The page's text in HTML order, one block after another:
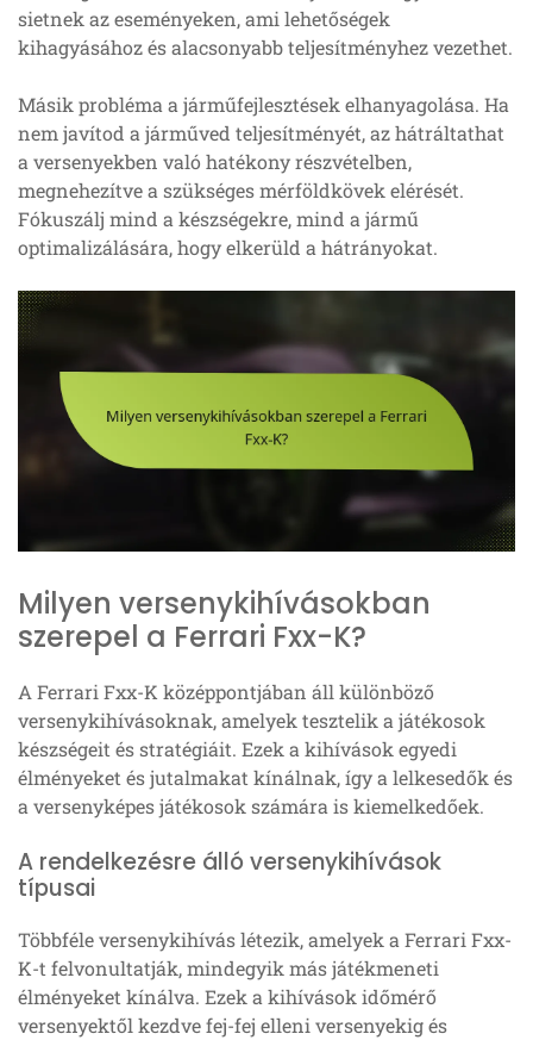
sietnek az eseményeken, ami lehetőségek
kihagyásához és alacsonyabb teljesítményhez vezethet.
Másik probléma a járműfejlesztések elhanyagolása. Ha
nem javítod a járműved teljesítményét, az hátráltathat
a versenyekben való hatékony részvételben,
megnehezítve a szükséges mérföldkövek elérését.
Fókuszálj mind a készségekre, mind a jármű
optimalizálására, hogy elkerüld a hátrányokat.
Milyen versenykihívásokban
szerepel a Ferrari Fxx-K?
A Ferrari Fxx-K középpontjában áll különböző
versenykihívásoknak, amelyek tesztelik a játékosok
készségeit és stratégiáit. Ezek a kihívások egyedi
élményeket és jutalmakat kínálnak, így a lelkesedők és
a versenyképes játékosok számára is kiemelkedőek.
A rendelkezésre álló versenykihívások
típusai
Többféle versenykihívás létezik, amelyek a Ferrari Fxx-
K-t felvonultatják, mindegyik más játékmeneti
élményeket kínálva. Ezek a kihívások időmérő
versenyektől kezdve fej-fej elleni versenyekig és